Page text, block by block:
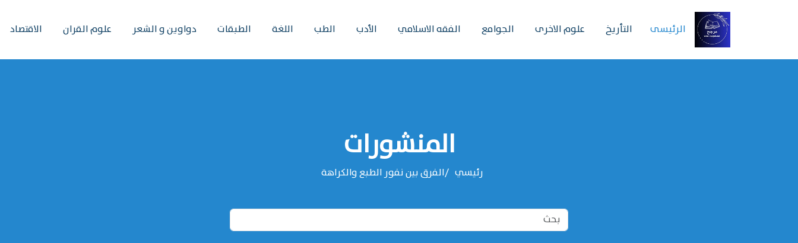
الرئیسی التأريخ علوم الاخرى الجوامع الفقه الاسلامي الأدب الطب اللغة الطبقات دواوين و الشعر علوم القران الاقتصاد
المنشورات
رئيسي الفرق بين نفور الطبع والكراهة